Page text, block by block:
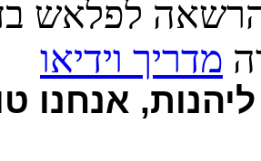
לפלאש
מדריך וידיאו
אנחנו